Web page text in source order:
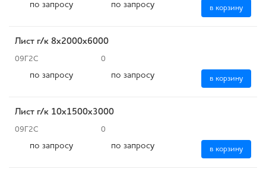
по запросу по запросу в корзину
Лист г/к 8x2000х6000
09Г2С 0
по запросу по запросу в корзину
Лист г/к 10x1500х3000
09Г2С 0
по запросу по запросу в корзину